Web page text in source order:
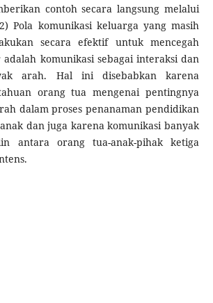
contoh secara langsung melalui
Pola komunikasi keluarga yang masih
secara efektif untuk mencegah
komunikasi sebagai interaksi dan
arah. Hal ini disebabkan karena
orang tua mengenai pentingnya
dalam proses penanaman pendidikan
dan juga karena komunikasi banyak
antara orang tua-anak-pihak ketiga